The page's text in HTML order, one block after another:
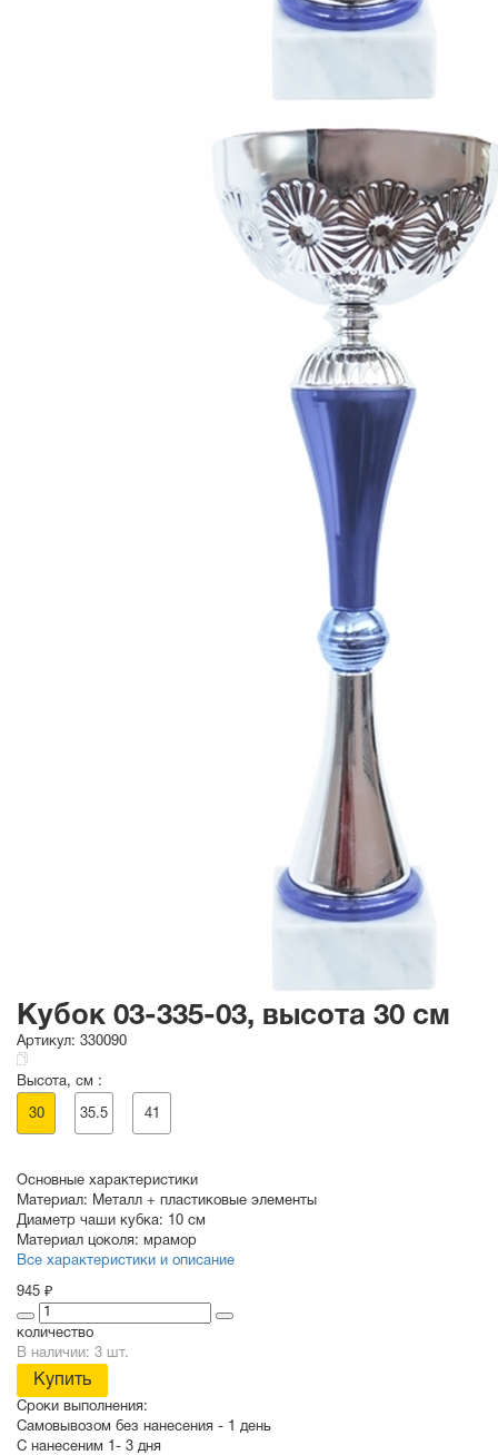
Кубок 03-335-03, высота 30 см
Артикул: 330090
Высота, см :
30 35.5 41
Основные характеристики
Материал: Металл + пластиковые элементы
Диаметр чаши кубка: 10 см
Материал цоколя: мрамор
Все характеристики и описание
945 ₽
количество
В наличии: 3 шт.
Купить
Сроки выполнения:
Самовывозом без нанесения - 1 день
С нанесеним 1- 3 дня